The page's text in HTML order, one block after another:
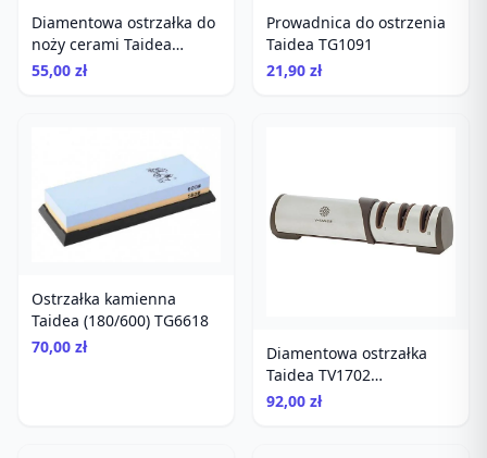
Diamentowa ostrzałka do
noży cerami Taidea
T1102D
55,00 zł
Prowadnica do ostrzenia
Taidea TG1091
21,90 zł
Ostrzałka kamienna
Taidea (180/600) TG6618
70,00 zł
Diamentowa ostrzałka
Taidea TV1702
(360/600/800)
92,00 zł